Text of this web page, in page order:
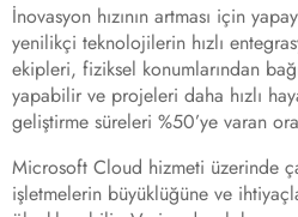
İnovasyon hızının artması için
yenilikçi teknolojilerin hızlı
ekipleri, fiziksel konumlarından
yapabilir ve projeleri daha hızlı
geliştirme süreleri %50’ye varan
Microsoft Cloud hizmeti üzerinde
işletmelerin büyüklüğüne ve